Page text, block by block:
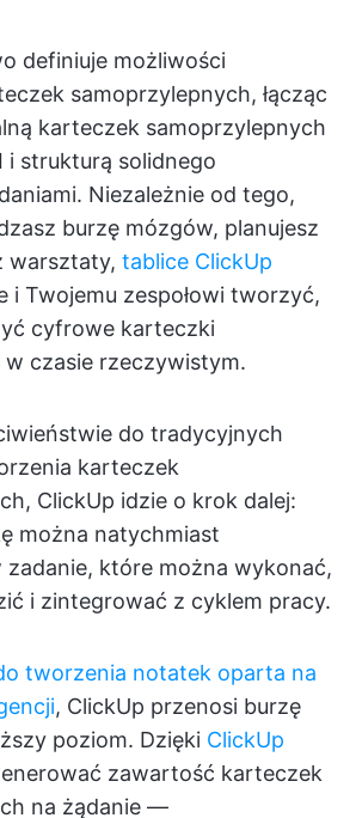
definiuje możliwości
samoprzylepnych, łącząc
karteczek samoprzylepnych
i strukturą solidnego
Niezależnie od tego,
burzę mózgów, planujesz
warsztaty, tablice ClickUp
i Twojemu zespołowi tworzyć,
cyfrowe karteczki
czasie rzeczywistym.
do tradycyjnych
karteczek
ClickUp idzie o krok dalej:
można natychmiast
zadanie, które można wykonać,
i zintegrować z cyklem pracy.
tworzenia notatek oparta na
, ClickUp przenosi burzę
poziom. Dzięki ClickUp
zawartość karteczek
na żądanie —